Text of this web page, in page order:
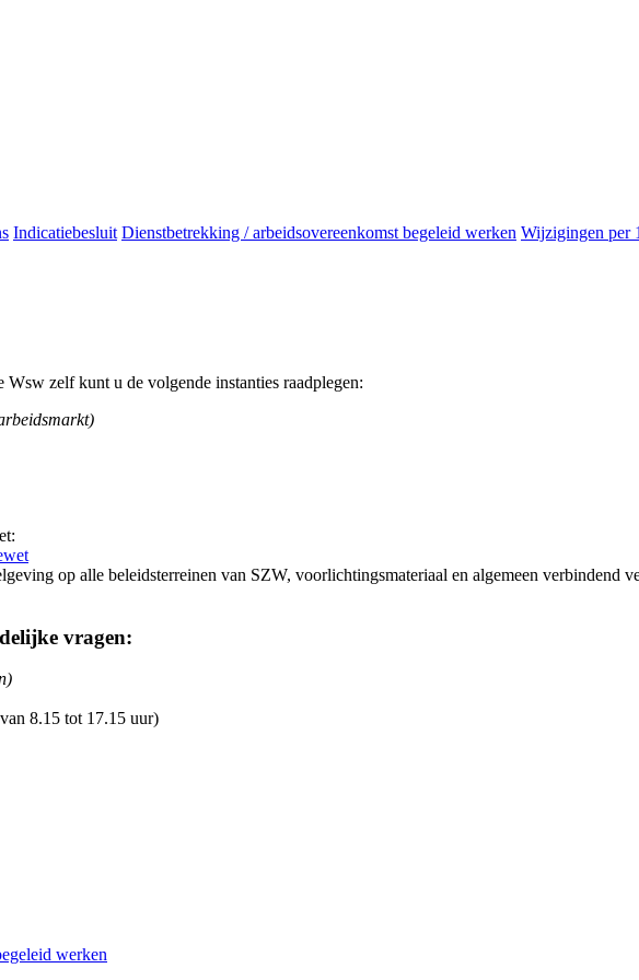
Indicatiebesluit Dienstbetrekking / arbeidsovereenkomst begeleid werken Wijzigingen per
zelf kunt u de volgende instanties raadplegen:
op alle beleidsterreinen van SZW, voorlichtingsmateriaal en algemeen verbindend
vragen:
8.15 tot 17.15 uur)
werken